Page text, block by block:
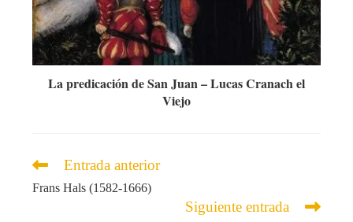
La predicación de San Juan – Lucas Cranach el
Viejo
Leer
artículos
Entrada anterior
Frans Hals (1582-1666)
Siguiente entrada